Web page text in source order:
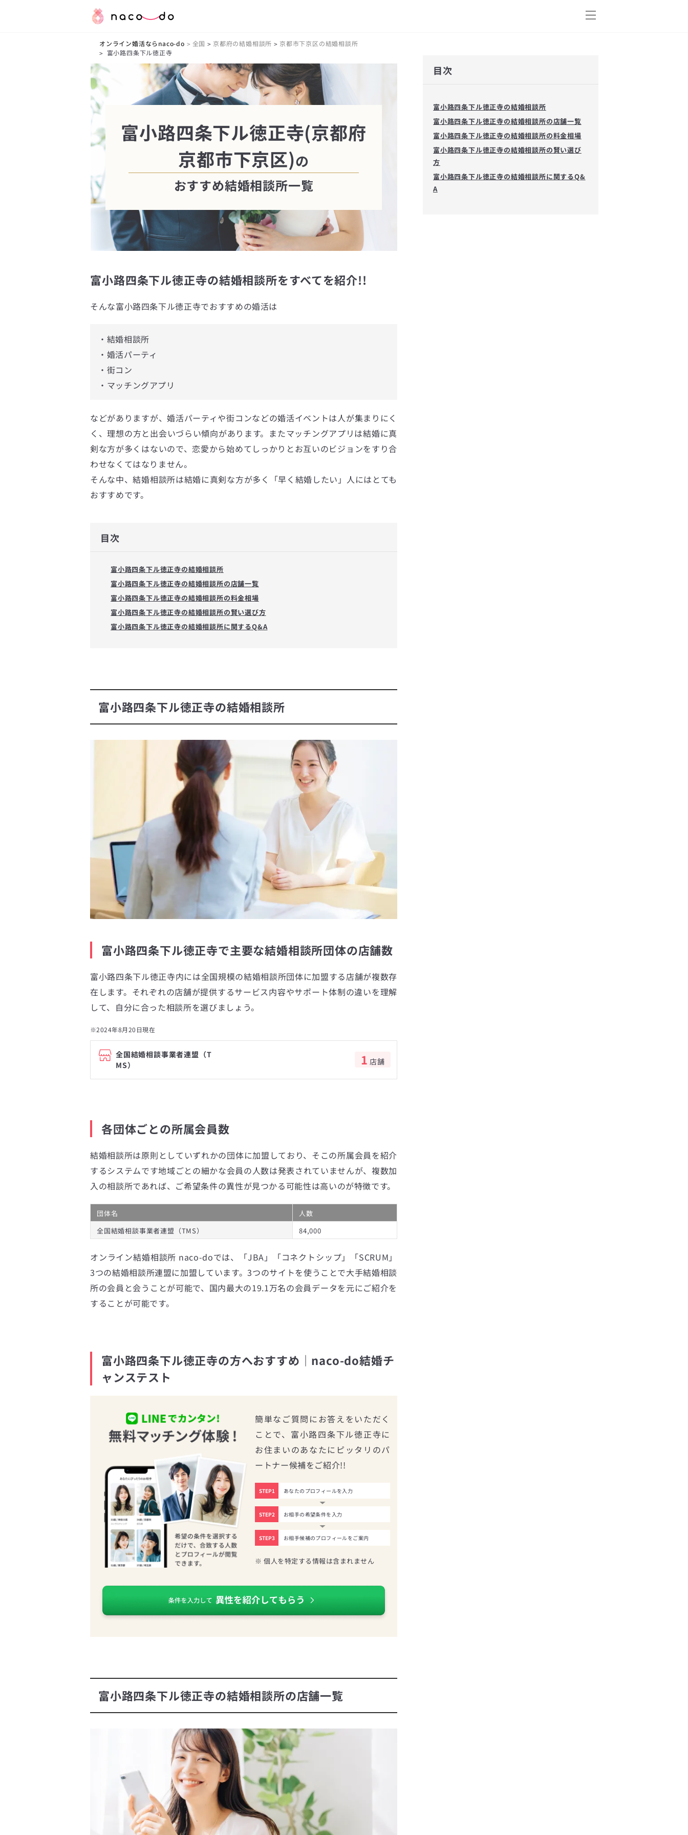
オンライン婚活ならnaco-do > 全国 > 京都府の結婚相談所 > 京都市下京区の結婚相談所
> 富小路四条下ル徳正寺
富小路四条下ル徳正寺(京都府
京都市下京区)の
おすすめ結婚相談所一覧
富小路四条下ル徳正寺の結婚相談所をすべてを紹介!!
そんな富小路四条下ル徳正寺でおすすめの婚活は
・結婚相談所
・婚活パーティ
・街コン
・マッチングアプリ
などがありますが、婚活パーティや街コンなどの婚活イベントは人が集まりにく
く、理想の方と出会いづらい傾向があります。またマッチングアプリは結婚に真
剣な方が多くはないので、恋愛から始めてしっかりとお互いのビジョンをすり合
わせなくてはなりません。
そんな中、結婚相談所は結婚に真剣な方が多く「早く結婚したい」人にはとても
おすすめです。
目次
富小路四条下ル徳正寺の結婚相談所
富小路四条下ル徳正寺の結婚相談所の店舗一覧
富小路四条下ル徳正寺の結婚相談所の料金相場
富小路四条下ル徳正寺の結婚相談所の賢い選び方
富小路四条下ル徳正寺の結婚相談所に関するQ&A
富小路四条下ル徳正寺の結婚相談所
富小路四条下ル徳正寺で主要な結婚相談所団体の店舗数
富小路四条下ル徳正寺内には全国規模の結婚相談所団体に加盟する店舗が複数存
在します。それぞれの店舗が提供するサービス内容やサポート体制の違いを理解
して、自分に合った相談所を選びましょう。
※2024年8月20日現在
全国結婚相談事業者連盟（T
MS）
1 店舗
各団体ごとの所属会員数
結婚相談所は原則としていずれかの団体に加盟しており、そこの所属会員を紹介
するシステムです地域ごとの細かな会員の人数は発表されていませんが、複数加
入の相談所であれば、ご希望条件の異性が見つかる可能性は高いのが特徴です。
団体名
人数
全国結婚相談事業者連盟（TMS）
84,000
オンライン結婚相談所 naco-doでは、「JBA」「コネクトシップ」「SCRUM」
3つの結婚相談所連盟に加盟しています。3つのサイトを使うことで大手結婚相談
所の会員と会うことが可能で、国内最大の19.1万名の会員データを元にご紹介を
することが可能です。
富小路四条下ル徳正寺の方へおすすめ｜naco-do結婚チ
ャンステスト
簡単なご質問にお答えをいただく
ことで、富小路四条下ル徳正寺に
お住まいのあなたにピッタリのパ
ートナー候補をご紹介!!
STEP1 あなたのプロフィールを入力
STEP2 お相手の希望条件を入力
STEP3 お相手候補のプロフィールをご案内
※ 個人を特定する情報は含まれません
富小路四条下ル徳正寺の結婚相談所の店舗一覧
目次
富小路四条下ル徳正寺の結婚相談所
富小路四条下ル徳正寺の結婚相談所の店舗一覧
富小路四条下ル徳正寺の結婚相談所の料金相場
富小路四条下ル徳正寺の結婚相談所の賢い選び
方
富小路四条下ル徳正寺の結婚相談所に関するQ&
A